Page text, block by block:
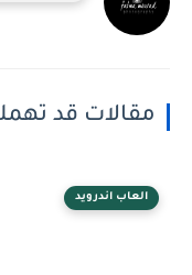
مقالات قد
العاب اندرويد